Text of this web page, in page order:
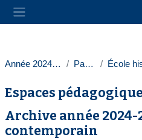
Passer au contenu principal
Panneau latéral
Année 2024-2025 Paris 1
Espaces
Archive année 2024-
contemporain